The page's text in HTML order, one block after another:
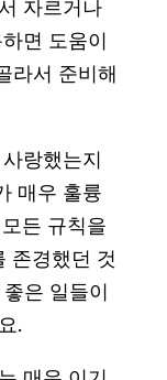
자르거나
면 도움이
라서 준비해
랑했는지
매우 훌륭
든 규칙을
존경했던 것
은 일들이
.